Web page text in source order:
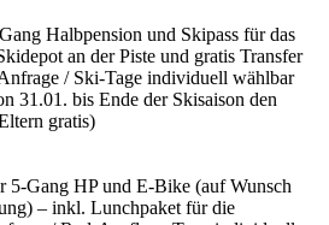
Halbpension und Skipass für das
an der Piste und gratis Transfer
/ Ski-Tage individuell wählbar
31.01. bis Ende der Skisaison den
gratis)
5-Gang HP und E-Bike (auf Wunsch
– inkl. Lunchpaket für die